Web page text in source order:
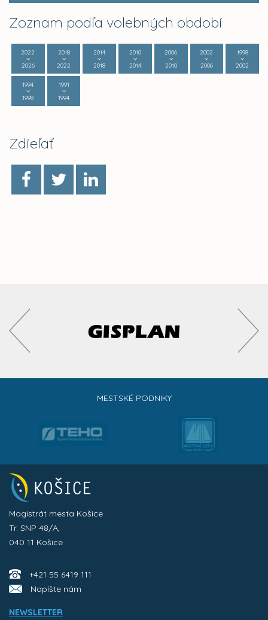
Zoznam podľa volebných období
2022
2026
2018
2022
2014
2018
2010
2014
2006
2010
2002
2006
1998
2002
1994
1998
1991
1994
Zdieľať
MESTSKÉ PODNIKY
Magistrát mesta Košice
Tr. SNP 48/A,
040 11 Košice
+421 55 6419 111
Napíšte nám
NEWSLETTER